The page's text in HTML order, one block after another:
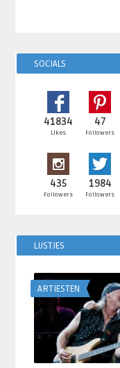
SOCIALS
41834
Likes
47
Followers
435
Followers
1984
Followers
LIJSTJES
ARTIESTEN